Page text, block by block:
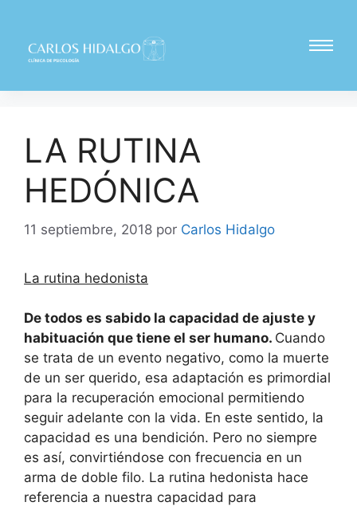
LA RUTINA
HEDÓNICA
11 septiembre, 2018 por Carlos Hidalgo
La rutina hedonista
De todos es sabido la capacidad de ajuste y
habituación que tiene el ser humano. Cuando
se trata de un evento negativo, como la muerte
de un ser querido, esa adaptación es primordial
para la recuperación emocional permitiendo
seguir adelante con la vida. En este sentido, la
capacidad es una bendición. Pero no siempre
es así, convirtiéndose con frecuencia en un
arma de doble filo. La rutina hedonista hace
referencia a nuestra capacidad para